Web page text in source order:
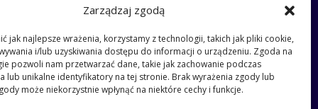
Zarządzaj zgodą
jak najlepsze wrażenia, korzystamy z technologii, takich jak pliki cookie,
i/lub uzyskiwania dostępu do informacji o urządzeniu. Zgoda na
pozwoli nam przetwarzać dane, takie jak zachowanie podczas
lub unikalne identyfikatory na tej stronie. Brak wyrażenia zgody lub
może niekorzystnie wpłynąć na niektóre cechy i funkcje.
klauzula dla gości
klauzula dla zatrudnionych na umowe
zlecenie
klauzula – przyjęcie dziecka do szkoły
klauzula dla odbierających dzieci ze